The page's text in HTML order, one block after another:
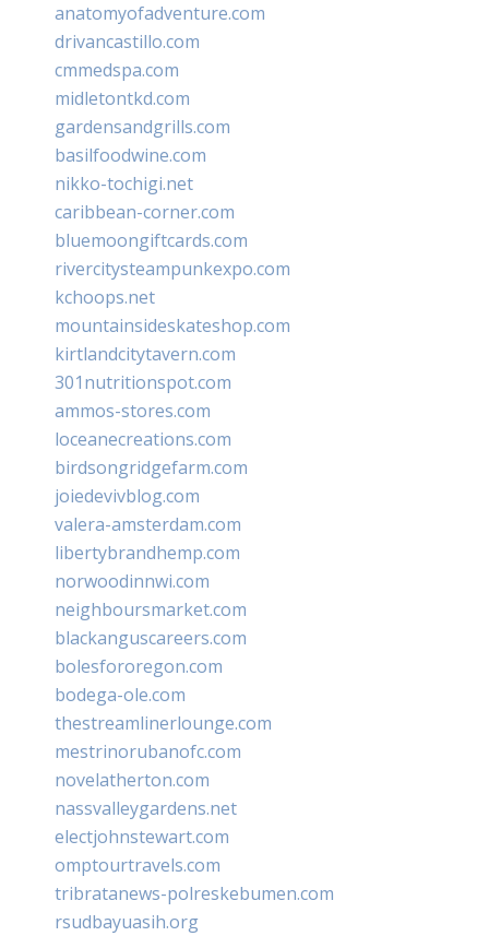
anatomyofadventure.com
drivancastillo.com
cmmedspa.com
midletontkd.com
gardensandgrills.com
basilfoodwine.com
nikko-tochigi.net
caribbean-corner.com
bluemoongiftcards.com
rivercitysteampunkexpo.com
kchoops.net
mountainsideskateshop.com
kirtlandcitytavern.com
301nutritionspot.com
ammos-stores.com
loceanecreations.com
birdsongridgefarm.com
joiedevivblog.com
valera-amsterdam.com
libertybrandhemp.com
norwoodinnwi.com
neighboursmarket.com
blackanguscareers.com
bolesfororegon.com
bodega-ole.com
thestreamlinerlounge.com
mestrinorubanofc.com
novelatherton.com
nassvalleygardens.net
electjohnstewart.com
omptourtravels.com
tribratanews-polreskebumen.com
rsudbayuasih.org